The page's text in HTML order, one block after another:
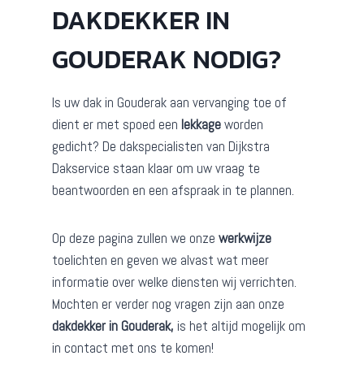
DAKDEKKER IN
GOUDERAK NODIG?
Is uw dak in Gouderak aan vervanging toe of
dient er met spoed een lekkageworden
gedicht? De dakspecialisten van Dijkstra
Dakservice staan klaar om uw vraag te
beantwoorden en een afspraak in te plannen.
Op deze pagina zullen we onze werkwijze
toelichten en geven we alvast wat meer
informatie over welke diensten wij verrichten.
Mochten er verder nog vragen zijn aan onze
dakdekker in Gouderak, is het altijd mogelijk om
in contact met ons te komen!